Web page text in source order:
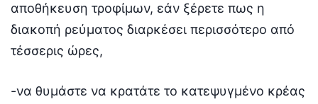
αποθήκευση τροφίμων, εάν ξέρετε πως η
διακοπή ρεύματος διαρκέσει περισσότερο από
τέσσερις ώρες,
-να θυμάστε να κρατάτε το κατεψυγμένο κρέας